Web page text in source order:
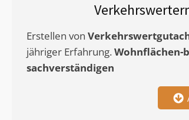
Erstellen von
jähriger Erfahrung. Wohnflächen-
sachverständigen